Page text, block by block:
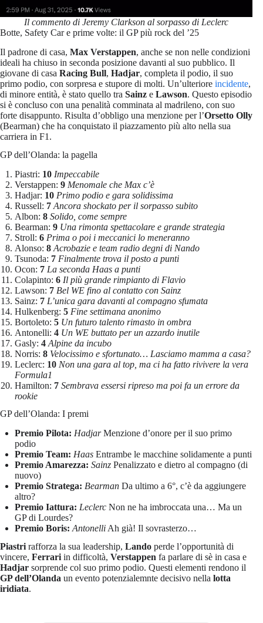
Il commento di Jeremy Clarkson al sorpasso di Leclerc
Botte, Safety Car e prime volte: il GP più rock del ’25
Il padrone di casa, Max Verstappen, anche se non nelle condizioni
ideali ha chiuso in seconda posizione davanti al suo pubblico. Il
giovane di casa Racing Bull, Hadjar, completa il podio, il suo
primo podio, con sorpresa e stupore di molti. Un’ulteriore incidente,
di minore entità, è stato quello tra Sainz e Lawson. Questo episodio
si è concluso con una penalità comminata al madrileno, con suo
forte disappunto. Risulta d’obbligo una menzione per l’Orsetto Olly
(Bearman) che ha conquistato il piazzamento più alto nella sua
carriera in F1.
GP dell’Olanda: la pagella
Piastri: 10 Impeccabile
Verstappen: 9 Menomale che Max c’è
Hadjar: 10 Primo podio e gara solidissima
Russell: 7 Ancora shockato per il sorpasso subito
Albon: 8 Solido, come sempre
Bearman: 9 Una rimonta spettacolare e grande strategia
Stroll: 6 Prima o poi i meccanici lo meneranno
Alonso: 8 Acrobazie e team radio degni di Nando
Tsunoda: 7 Finalmente trova il posto a punti
Ocon: 7 La seconda Haas a punti
Colapinto: 6 Il più grande rimpianto di Flavio
Lawson: 7 Bel WE fino al contatto con Sainz
Sainz: 7 L’unica gara davanti al compagno sfumata
Hulkenberg: 5 Fine settimana anonimo
Bortoleto: 5 Un futuro talento rimasto in ombra
Antonelli: 4 Un WE buttato per un azzardo inutile
Gasly: 4 Alpine da incubo
Norris: 8 Velocissimo e sfortunato… Lasciamo mamma a casa?
Leclerc: 10 Non una gara al top, ma ci ha fatto rivivere la vera
Formula1
Hamilton: 7 Sembrava essersi ripreso ma poi fa un errore da
rookie
GP dell’Olanda: I premi
Premio Pilota: HadjarMenzione d’onore per il suo primo
podio
Premio Team: Haas Entrambe le macchine solidamente a punti
Premio Amarezza: Sainz Penalizzato e dietro al compagno (di
nuovo)
Premio Stratega: Bearman Da ultimo a 6°, c’è da aggiungere
altro?
Premio Iattura: Leclerc Non ne ha imbroccata una… Ma un
GP di Lourdes?
Premio Boris: Antonelli Ah già! Il sovrasterzo…
Piastri rafforza la sua leadership, Lando perde l’opportunità di
vincere, Ferrari in difficoltà, Verstappen fa parlare di sè in casa e
Hadjar sorprende col suo primo podio. Questi elementi rendono il
GP dell’Olanda un evento potenzialemnte decisivo nella lotta
iridiata.